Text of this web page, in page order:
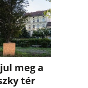
meg a
tér